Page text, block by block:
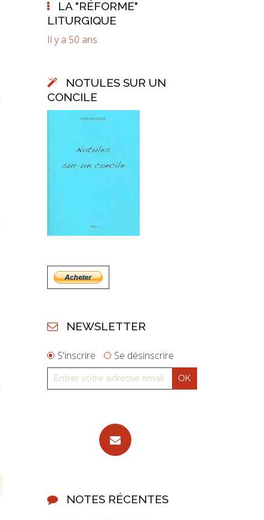
LA "RÉFORME"
LITURGIQUE
Il y a 50 ans
NOTULES SUR UN
CONCILE
NEWSLETTER
S'inscrire Se désinscrire
NOTES RÉCENTES